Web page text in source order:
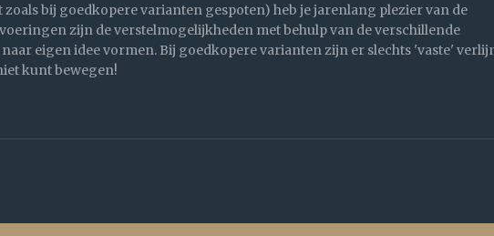
bij goedkopere varianten gespoten) heb je jarenlang plezier van de
zijn de verstelmogelijkheden met behulp van de verschillende
eigen idee vormen. Bij goedkopere varianten zijn er slechts 'vaste'
kunt bewegen!